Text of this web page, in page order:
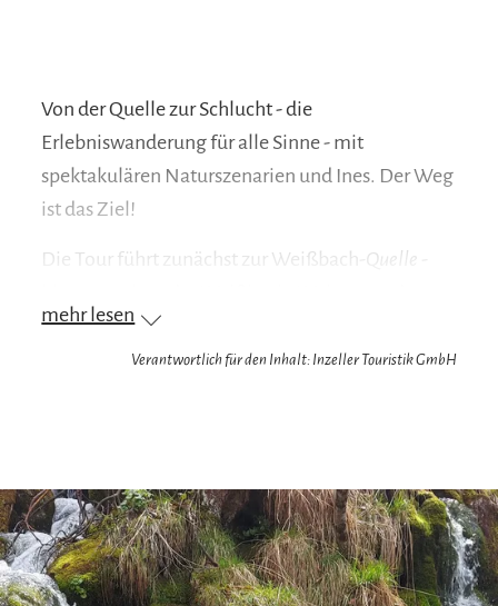
Von der Quelle zur Schlucht - die
Erlebniswanderung für alle Sinne - mit
spektakulären Naturszenarien und Ines. Der Weg
ist das Ziel!
Die Tour führt zunächst zur Weißbach- Quelle
wir auf dem Soleleitungsweg, auf den Spuren
einer der ersten Pipelines aus dem Jahr 1619. Eine
Weißbachblick und dann gehts hinab zur
spektakulären Weißbachschlucht.Auf dem
Rückweg, den Weißbach entlang, begegnen wir
ein paar ausdrucksstarken Holzschnitzereien und
mehr lesen
Verantwortlich für den Inhalt: Inzeller Touristik GmbH